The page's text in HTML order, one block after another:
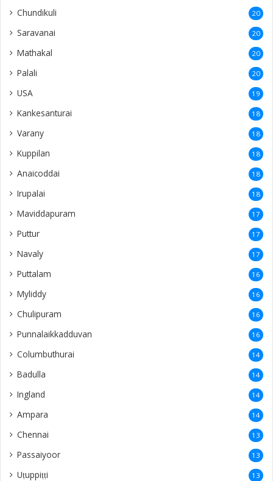
Chundikuli 20
Saravanai 20
Mathakal 20
Palali 20
USA 19
Kankesanturai 18
Varany 18
Kuppilan 18
Anaicoddai 18
Irupalai 18
Maviddapuram 17
Puttur 17
Navaly 17
Puttalam 16
Myliddy 16
Chulipuram 16
Punnalaikkadduvan 16
Columbuthurai 14
Badulla 14
Ingland 14
Ampara 14
Chennai 13
Passaiyoor 13
Uṭuppiṭṭi 13